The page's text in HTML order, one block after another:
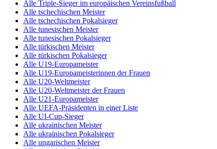
Alle Triple-Sieger im europäischen Vereinsfußball
Alle tschechischen Meister
Alle tschechischen Pokalsieger
Alle tunesischen Meister
Alle tunesischen Pokalsieger
Alle türkischen Meister
Alle türkischen Pokalsieger
Alle U19-Europameister
Alle U19-Europameisterinnen der Frauen
Alle U20-Weltmeister
Alle U20-Weltmeister der Frauen
Alle U21-Europameister
Alle UEFA-Präsidenten in einer Liste
Alle UI-Cup-Sieger
Alle ukrainischen Meister
Alle ukrainischen Pokalsieger
Alle ungarischen Meister